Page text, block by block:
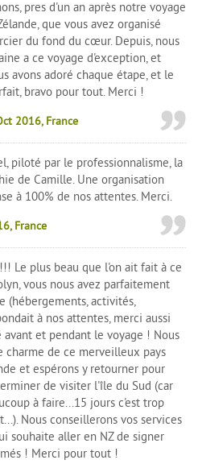
pres d'un an après notre voyage
que vous avez organisé
du fond du cœur. Depuis, nous
a ce voyage d'exception, et
avons adoré chaque étape, et le
bravo pour tout. Merci !
2016, France
piloté par le professionnalisme, la
de Camille. Une organisation
à 100% de nos attentes. Merci.
France
Le plus beau que l'on ait fait à ce
vous nous avez parfaitement
(hébergements, activités,
à nos attentes, merci aussi
et pendant le voyage ! Nous
charme de ce merveilleux pays
et espérons y retourner pour
de visiter l'île du Sud (car
à faire...15 jours c'est trop
Nous conseillerons vos services
souhaite aller en NZ de signer
! Merci pour tout !